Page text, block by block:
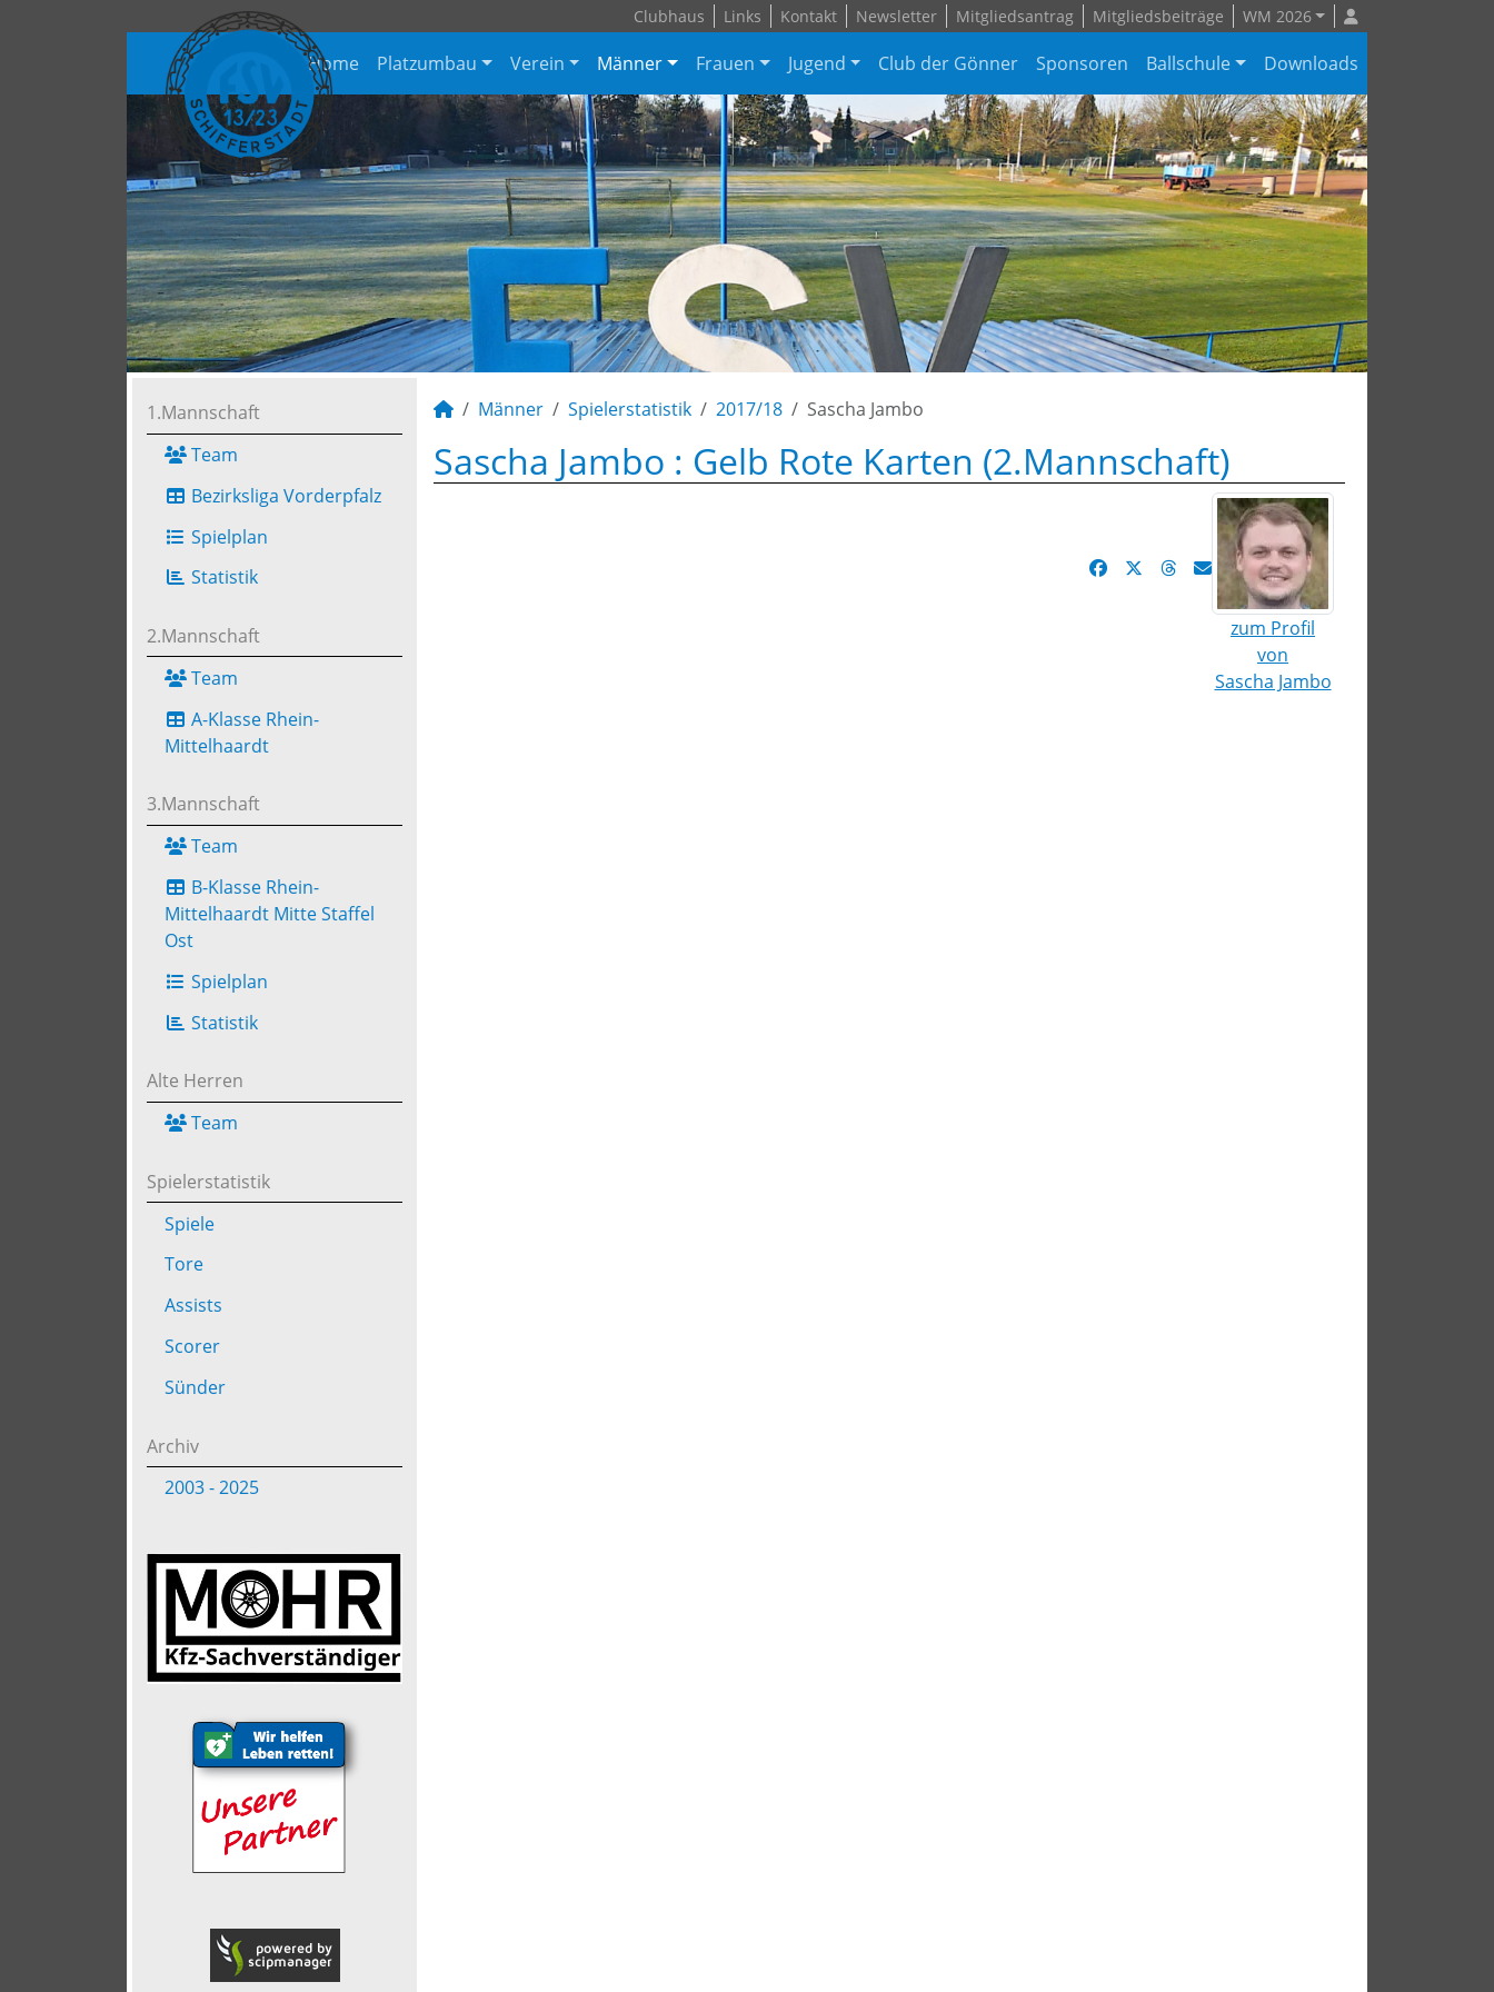
Clubhaus Links Kontakt Newsletter Mitgliedsantrag Mitgliedsbeiträge WM 2026
Home Platzumbau Verein Männer Frauen Jugend Club der Gönner Sponsoren Ballschule Downloads
1.Mannschaft
Team
Bezirksliga Vorderpfalz
Spielplan
Statistik
2.Mannschaft
Team
A-Klasse Rhein-
Mittelhaardt
3.Mannschaft
Team
B-Klasse Rhein-
Mittelhaardt Mitte Staffel
Ost
Spielplan
Statistik
Alte Herren
Team
Spielerstatistik
Spiele
Tore
Assists
Scorer
Sünder
Archiv
2003 - 2025
Männer Spielerstatistik 2017/18 Sascha Jambo
Sascha Jambo : Gelb Rote Karten (2.Mannschaft)
zum Profil
von
Sascha Jambo